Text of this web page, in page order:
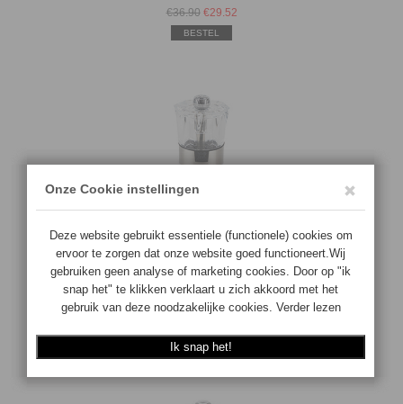
€36.90 €29.52
BESTEL
PEUGEOT OSLO 14 CM (PEPERMOLEN)
4006950034559
Op voorraad
€37.90 €30.32